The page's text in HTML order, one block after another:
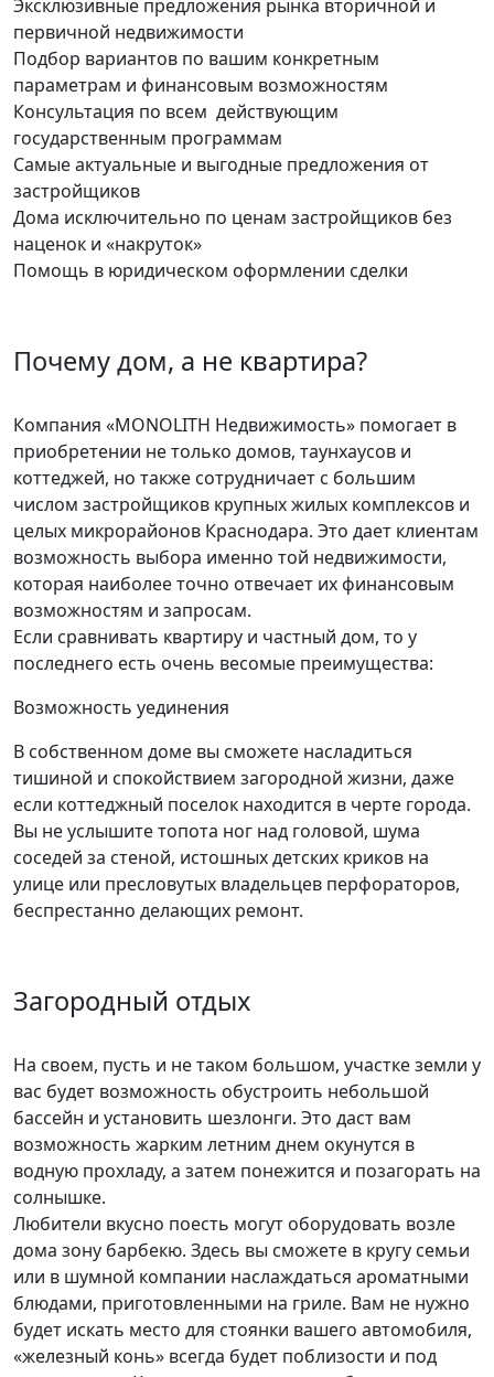
Эксклюзивные предложения рынка вторичной и
первичной недвижимости
Подбор вариантов по вашим конкретным
параметрам и финансовым возможностям
Консультация по всем действующим
государственным программам
Самые актуальные и выгодные предложения от
застройщиков
Дома исключительно по ценам застройщиков без
наценок и «накруток»
Помощь в юридическом оформлении сделки
Почему дом, а не квартира?
Компания «MONOLITH Недвижимость» помогает в
приобретении не только домов, таунхаусов и
коттеджей, но также сотрудничает с большим
числом застройщиков крупных жилых комплексов и
целых микрорайонов Краснодара. Это дает клиентам
возможность выбора именно той недвижимости,
которая наиболее точно отвечает их финансовым
возможностям и запросам.
Если сравнивать квартиру и частный дом, то у
последнего есть очень весомые преимущества:
Возможность уединения
В собственном доме вы сможете насладиться
тишиной и спокойствием загородной жизни, даже
если коттеджный поселок находится в черте города.
Вы не услышите топота ног над головой, шума
соседей за стеной, истошных детских криков на
улице или пресловутых владельцев перфораторов,
беспрестанно делающих ремонт.
Загородный отдых
На своем, пусть и не таком большом, участке земли у
вас будет возможность обустроить небольшой
бассейн и установить шезлонги. Это даст вам
возможность жарким летним днем окунутся в
водную прохладу, а затем понежится и позагорать на
солнышке.
Любители вкусно поесть могут оборудовать возле
дома зону барбекю. Здесь вы сможете в кругу семьи
или в шумной компании наслаждаться ароматными
блюдами, приготовленными на гриле. Вам не нужно
будет искать место для стоянки вашего автомобиля,
«железный конь» всегда будет поблизости и под